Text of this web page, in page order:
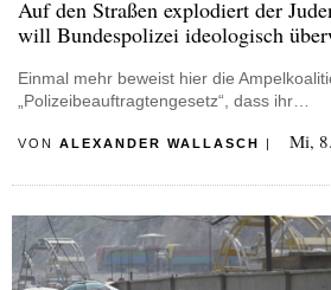
Auf den Straßen explodiert der
will Bundespolizei ideologisch
Einmal mehr beweist hier die
„Polizeibeauftragtengesetz“, dass ihr…
VON ALEXANDER WALLASCH Mi,